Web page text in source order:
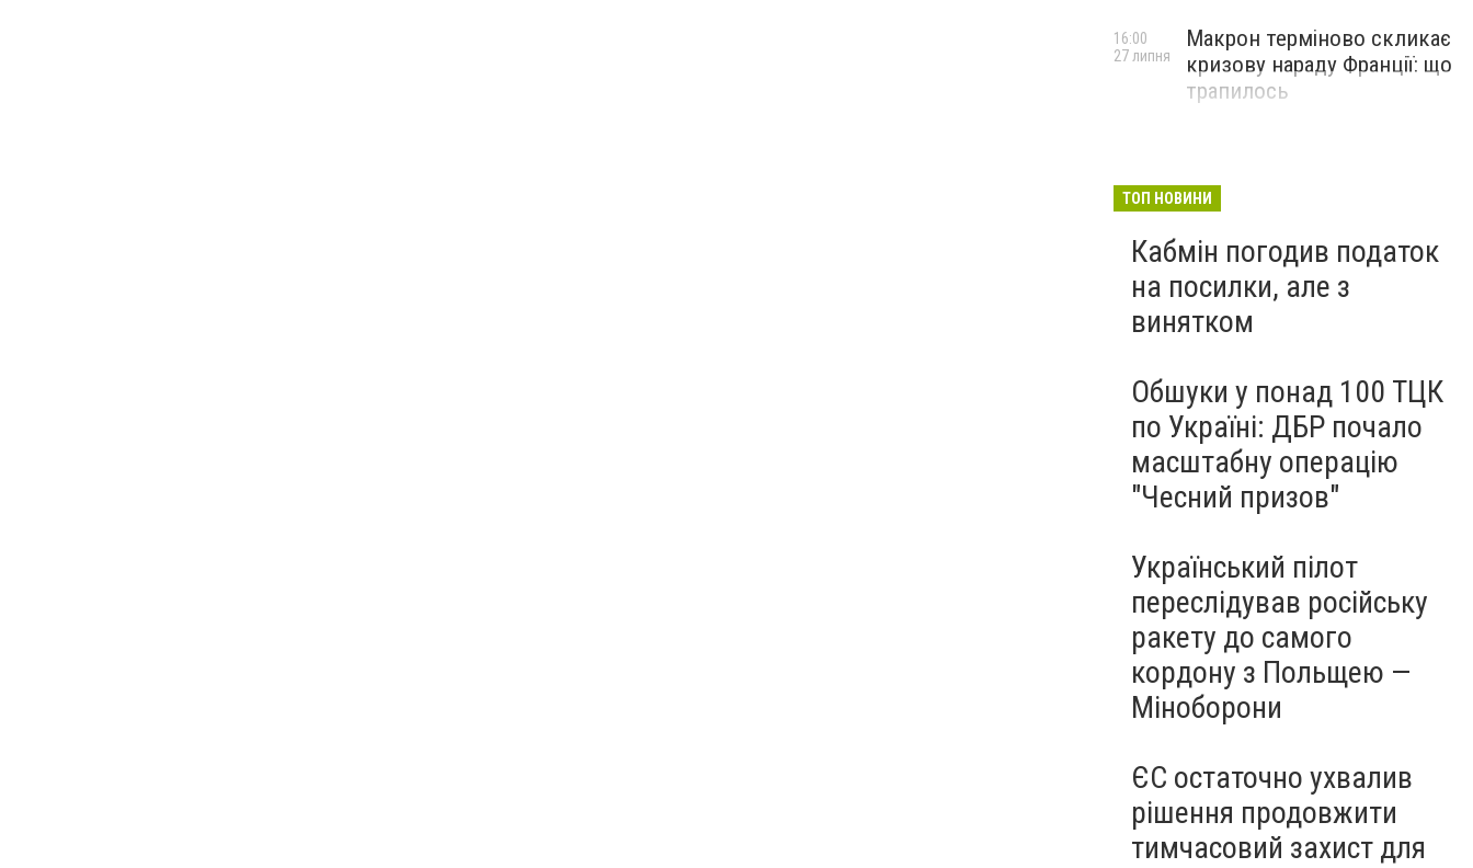
Макрон терміново скликає
кризову нараду Франції: що
трапилось
16:00
27 липня
ТОП НОВИНИ
Кабмін погодив податок
на посилки, але з
винятком
Обшуки у понад 100 ТЦК
по Україні: ДБР почало
масштабну операцію
"Чесний призов"
Український пілот
переслідував російську
ракету до самого
кордону з Польщею —
Міноборони
ЄС остаточно ухвалив
рішення продовжити
тимчасовий захист для